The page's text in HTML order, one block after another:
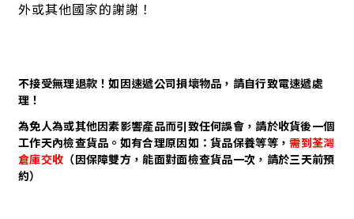
外或其他國家的謝謝！
不接受無理退款！如因速遞公司損壞物品，請自行致電速遞處
理！
為免人為或其他因素影響產品而引致任何誤會，請於收貨後一個
工作天內檢查貨品。如有合理原因如：貨品保養等等，需到荃灣
倉庫交收 （因保障雙方，能面對面檢查貨品一次，請於三天前預
約）